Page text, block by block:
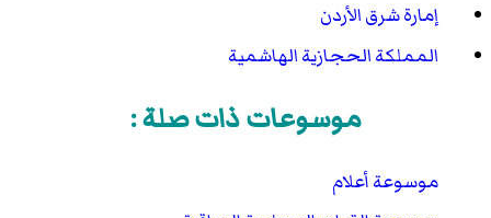
إمارة شرق الأردن
المملكة الحجازية الهاشمية
موسوعات ذات صلة :
موسوعة أعلام